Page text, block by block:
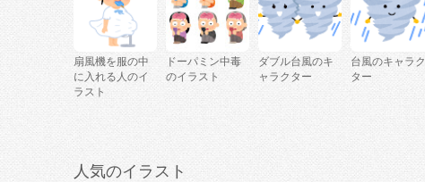
扇風機を服の中
に入れる人のイ
ラスト
ドーパミン中毒
のイラスト
ダブル台風のキ
ャラクター
台風のキャラク
ター
人気のイラスト